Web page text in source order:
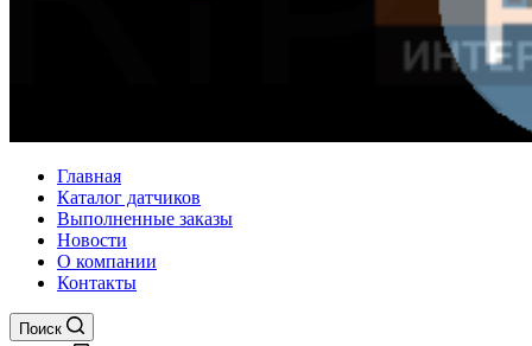
Главная
Каталог датчиков
Выполненные заказы
Новости
О компании
Контакты
Поиск